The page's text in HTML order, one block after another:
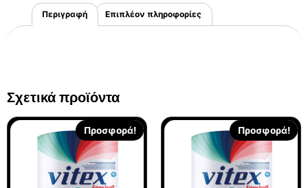
Περιγραφή Επιπλέον πληροφορίες
Σχετικά προϊόντα
Προσφορά! Προσφορά!